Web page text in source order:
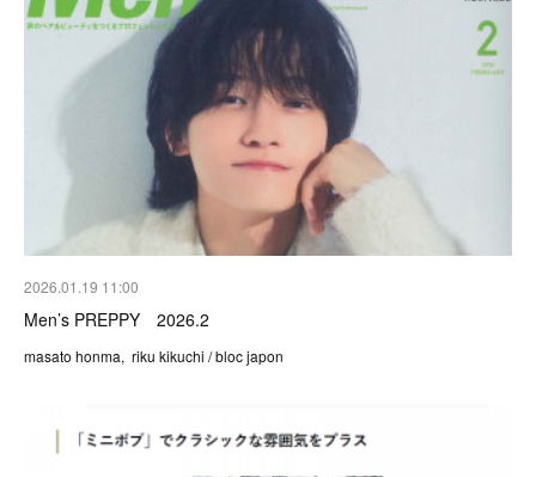
2026.01.19 11:00
Men’s PREPPY 2026.2
masato honma, riku kikuchi / bloc japon